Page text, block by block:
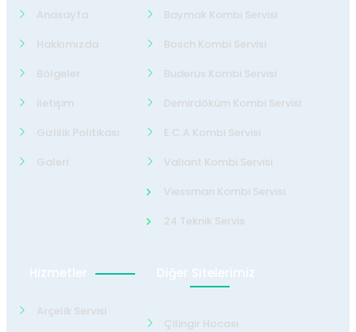
Anasayfa
Hakkımızda
Bölgeler
İletişim
Gizlilik Politikası
Galeri
Baymak Kombi Servisi
Bosch Kombi Servisi
Buderus Kombi Servisi
Demirdöküm Kombi Servisi
E.C.A Kombi Servisi
Valiant Kombi Servisi
Viessman Kombi Servisi
24 Teknik Servis
Hizmetler
Arçelik Servisi
Diğer Sitelerimiz
Çilingir Hocası